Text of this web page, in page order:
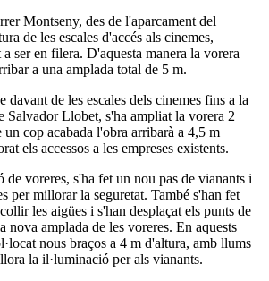
Montseny, des de l'aparcament del
de les escales d'accés als cinemes,
a ser en filera. D'aquesta manera la vorera
a una amplada total de 5 m.
davant de les escales dels cinemes fins a la
Salvador Llobet, s'ha ampliat la vorera 2
un cop acabada l'obra arribarà a 4,5 m
els accessos a les empreses existents.
de voreres, s'ha fet un nou pas de vianants i
per millorar la seguretat. També s'han fet
les aigües i s'han desplaçat els punts de
nova amplada de les voreres. En aquests
nous braços a 4 m d'altura, amb llums
la il·luminació per als vianants.